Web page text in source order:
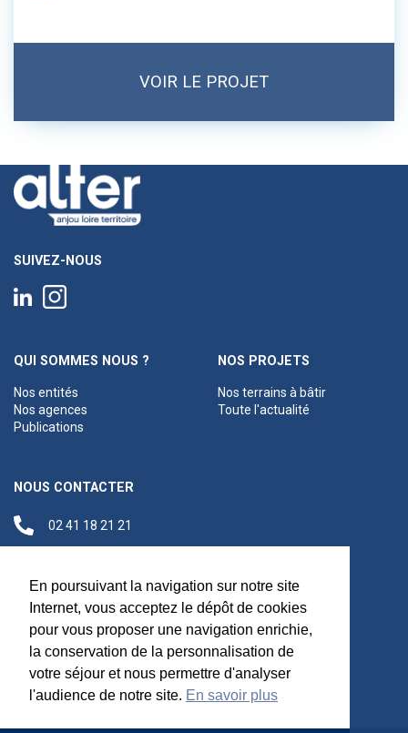
En poursuivant la navigation sur notre site
Internet, vous acceptez le dépôt de cookies
pour vous proposer une navigation enrichie,
la conservation de la personnalisation de
votre séjour et nous permettre d'analyser
l'audience de notre site. En savoir plus
VOIR LE PROJET
SUIVEZ-NOUS
QUI SOMMES NOUS ?
Nos entités
Nos agences
Publications
NOS PROJETS
Nos terrains à bâtir
Toute l'actualité
NOUS CONTACTER
02 41 18 21 21
Siège social
Maréchal Foch,
49100 Angers